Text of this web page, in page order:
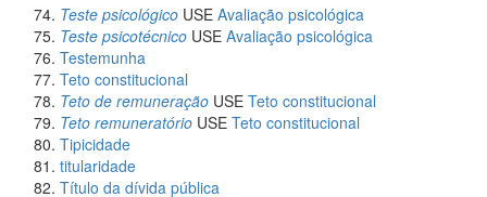
Teste psicológico USE Avaliação psicológica
Teste psicotécnico USE Avaliação psicológica
Testemunha
Teto constitucional
Teto de remuneração USE Teto constitucional
Teto remuneratório USE Teto constitucional
Tipicidade
titularidade
Título da dívida pública